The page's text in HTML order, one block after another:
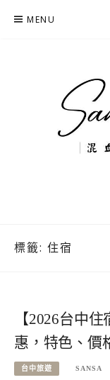
MENU
標籤: 住宿
【2026台中
惠，特色、價
台中旅遊 SANSA